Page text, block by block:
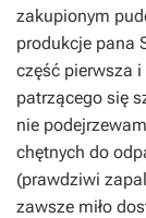
zakupionym
produkcje pana
część pierwsza
patrzącego się
nie
chętnych do
(prawdziwi
zawsze miło